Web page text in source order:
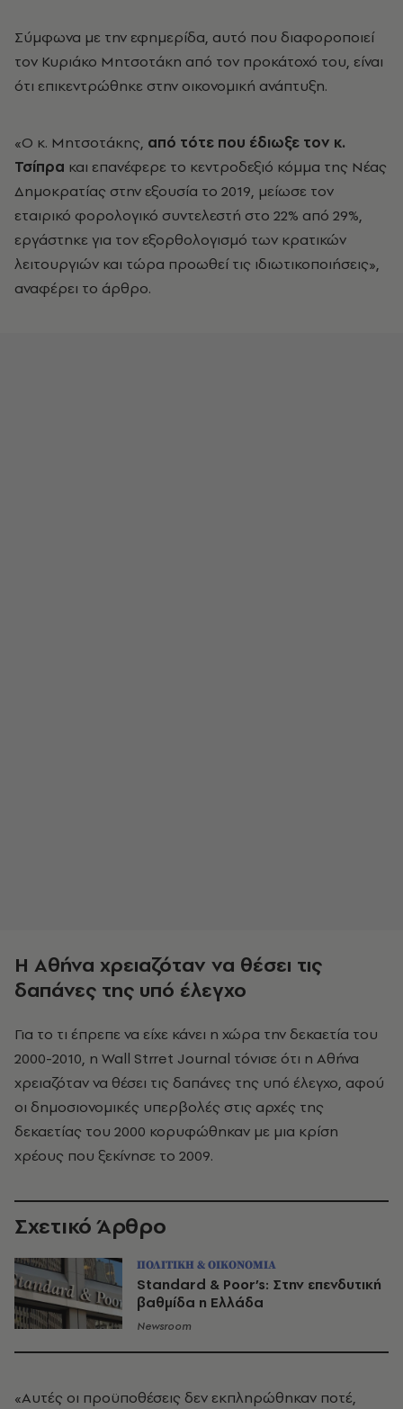
Σύμφωνα με την εφημερίδα, αυτό που διαφοροποιεί
τον Κυριάκο Μητσοτάκη από τον προκάτοχό του, είναι
ότι επικεντρώθηκε στην οικονομική ανάπτυξη.
«Ο κ. Μητσοτάκης, από τότε που έδιωξε τον κ.
Τσίπρα και επανέφερε το κεντροδεξιό κόμμα της Νέας
Δημοκρατίας στην εξουσία το 2019, μείωσε τον
εταιρικό φορολογικό συντελεστή στο 22% από 29%,
εργάστηκε για τον εξορθολογισμό των κρατικών
λειτουργιών και τώρα προωθεί τις ιδιωτικοποιήσεις»,
αναφέρει το άρθρο.
Η Αθήνα χρειαζόταν να θέσει τις
δαπάνες της υπό έλεγχο
Για το τι έπρεπε να είχε κάνει η χώρα την δεκαετία του
2000-2010, η Wall Strret Journal τόνισε ότι η Αθήνα
χρειαζόταν να θέσει τις δαπάνες της υπό έλεγχο, αφού
οι δημοσιονομικές υπερβολές στις αρχές της
δεκαετίας του 2000 κορυφώθηκαν με μια κρίση
χρέους που ξεκίνησε το 2009.
Σχετικό Άρθρο
ΠΟΛΙΤΙΚΗ & ΟΙΚΟΝΟΜΙΑ
Standard & Poor’s: Στην επενδυτική
βαθμίδα η Ελλάδα
Newsroom
«Αυτές οι προϋποθέσεις δεν εκπληρώθηκαν ποτέ,